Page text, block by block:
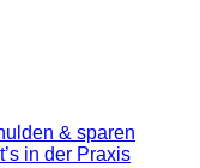
& sparen
in der Praxis